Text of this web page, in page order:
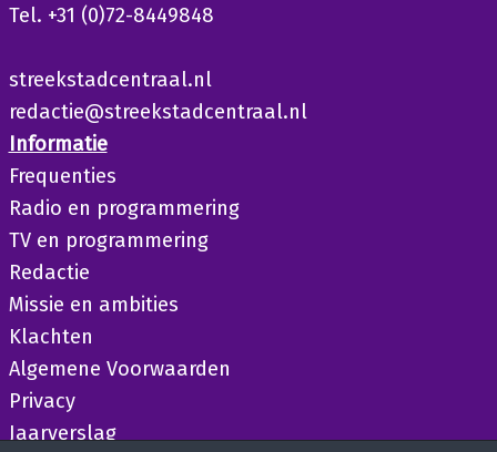
Tel. +31 (0)72-8449848
streekstadcentraal.nl
redactie@streekstadcentraal.nl
Informatie
Frequenties
Radio en programmering
TV en programmering
Redactie
Missie en ambities
Klachten
Algemene Voorwaarden
Privacy
Jaarverslag